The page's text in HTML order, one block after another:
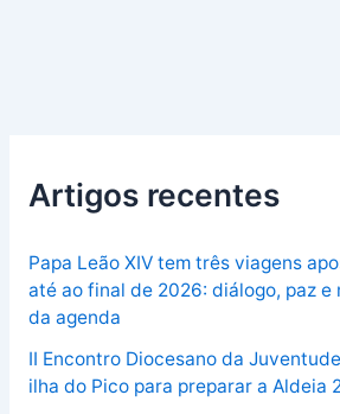
Artigos recentes
Papa Leão XIV tem três viagens
até ao final de 2026: diálogo, paz e
da agenda
II Encontro Diocesano da
ilha do Pico para preparar a Aldeia